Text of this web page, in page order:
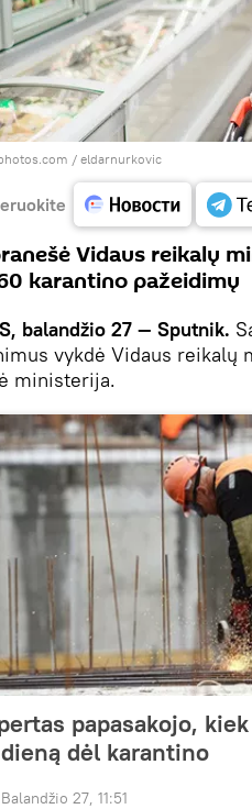
/eldarnurkovic
Vidaus reikalų
karantino pažeidimų
balandžio 27 — Sputnik.
vykdė Vidaus reikalų
ministerija.
papasakojo,
dėl karantino
27, 11:51